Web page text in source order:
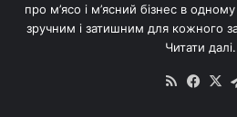
про м’ясо і м’ясний бізнес в
зручним і затишним для кожного
Читати
RSS